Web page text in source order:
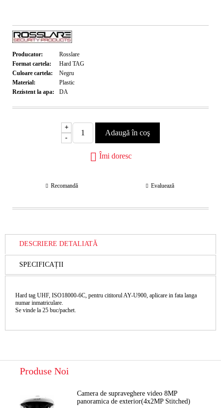
Producator:
Rosslare
Format cartela:
Hard TAG
Culoare cartela:
Negru
Material:
Plastic
Rezistent la apa:
DA
+
-
Îmi doresc
Recomandă Evaluează
DESCRIERE DETALIATĂ
SPECIFICAȚII
Hard tag UHF, ISO18000-6C, pentru cititorul AY-U900, aplicare in fata langa
numar inmatriculare.
Se vinde la 25 buc/pachet.
Produse Noi
Camera de supraveghere video 8MP
panoramica de exterior(4x2MP Stitched)